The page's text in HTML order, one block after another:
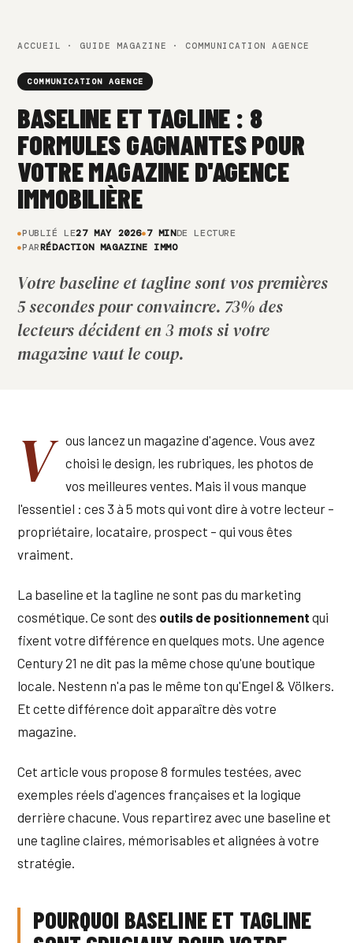
ACCUEIL · GUIDE MAGAZINE · COMMUNICATION AGENCE
COMMUNICATION AGENCE
BASELINE ET TAGLINE : 8
FORMULES GAGNANTES POUR
VOTRE MAGAZINE D'AGENCE
IMMOBILIÈRE
PUBLIÉ LE27 MAY 2026 7 MINDE LECTURE
PARRÉDACTION MAGAZINE IMMO
Votre baseline et tagline sont vos premières
5 secondes pour convaincre. 73% des
lecteurs décident en 3 mots si votre
magazine vaut le coup.
V
ous lancez un magazine d'agence. Vous avez
choisi le design, les rubriques, les photos de
vos meilleures ventes. Mais il vous manque
l'essentiel : ces 3 à 5 mots qui vont dire à votre lecteur –
propriétaire, locataire, prospect – qui vous êtes
vraiment.
La baseline et la tagline ne sont pas du marketing
cosmétique. Ce sont des outils de positionnement qui
fixent votre différence en quelques mots. Une agence
Century 21 ne dit pas la même chose qu'une boutique
locale. Nestenn n'a pas le même ton qu'Engel & Völkers.
Et cette différence doit apparaître dès votre
magazine.
Cet article vous propose 8 formules testées, avec
exemples réels d'agences françaises et la logique
derrière chacune. Vous repartirez avec une baseline et
une tagline claires, mémorisables et alignées à votre
stratégie.
POURQUOI BASELINE ET TAGLINE